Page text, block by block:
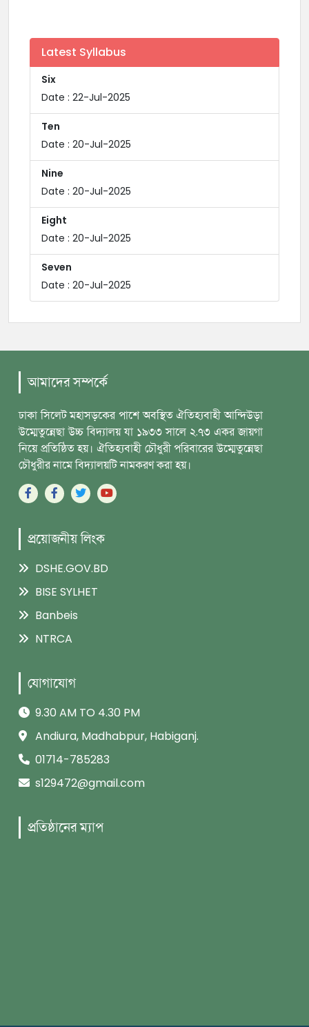
Latest Syllabus
Six
Date : 22-Jul-2025
Ten
Date : 20-Jul-2025
Nine
Date : 20-Jul-2025
Eight
Date : 20-Jul-2025
Seven
Date : 20-Jul-2025
আমাদের সম্পর্কে
ঢাকা সিলেট মহাসড়কের পাশে অবস্থিত ঐতিহ্যবাহী আন্দিউড়া
উম্মেতুন্নেছা উচ্চ বিদ্যালয় যা ১৯৩৩ সালে ২.৭৩ একর জায়গা
নিয়ে প্রতিষ্ঠিত হয়। ঐতিহ্যবাহী চৌধুরী পরিবারের উম্মেতুন্নেছা
চৌধুরীর নামে বিদ্যালয়টি নামকরণ করা হয়।
প্রয়োজনীয় লিংক
DSHE.GOV.BD
BISE SYLHET
Banbeis
NTRCA
যোগাযোগ
9.30 AM TO 4.30 PM
Andiura, Madhabpur, Habiganj.
01714-785283
s129472@gmail.com
প্রতিষ্ঠানের ম্যাপ